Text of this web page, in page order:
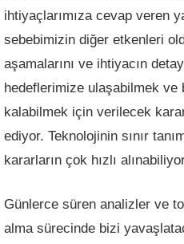
ihtiyaçlarımıza cevap veren
sebebimizin diğer etkenleri
aşamalarını ve ihtiyacın
hedeflerimize ulaşabilmek ve
kalabilmek için verilecek
ediyor. Teknolojinin sınır
kararların çok hızlı
Günlerce süren analizler ve
alma sürecinde bizi